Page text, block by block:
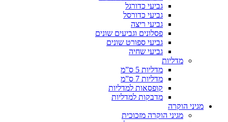
גביעי כדורגל
גביעי כדורסל
גביעי ריצה
פסלונים וגביעים שונים
גביעי ספורט שונים
גביעי שחיה
מדליות
מדליות 5 ס”מ
מדליות 7 ס”מ
קופסאות למדליות
מדבקות למדליות
מגיני הוקרה
מגיני הוקרה מזכוכית